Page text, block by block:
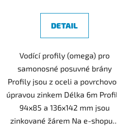
DETAIL
Vodící profily (omega) pro
samonosné posuvné brány
Profily jsou z oceli a
úpravou zinkem Délka 6m
94x85 a 136x142 mm jsou
zinkované žárem Na e-